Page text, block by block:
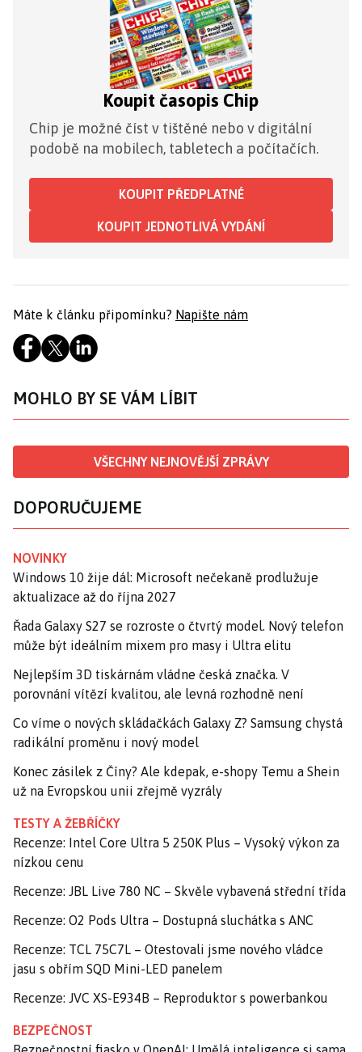
Koupit časopis Chip
Chip je možné číst v tištěné nebo v digitální
podobě na mobilech, tabletech a počítačích.
KOUPIT PŘEDPLATNÉ
KOUPIT JEDNOTLIVÁ VYDÁNÍ
Máte k článku připomínku? Napište nám
MOHLO BY SE VÁM LÍBIT
VŠECHNY NEJNOVĚJŠÍ ZPRÁVY
DOPORUČUJEME
NOVINKY
Windows 10 žije dál: Microsoft nečekaně prodlužuje
aktualizace až do října 2027
Řada Galaxy S27 se rozroste o čtvrtý model. Nový telefon
může být ideálním mixem pro masy i Ultra elitu
Nejlepším 3D tiskárnám vládne česká značka. V
porovnání vítězí kvalitou, ale levná rozhodně není
Co víme o nových skládačkách Galaxy Z? Samsung chystá
radikální proměnu i nový model
Konec zásilek z Číny? Ale kdepak, e-shopy Temu a Shein
už na Evropskou unii zřejmě vyzrály
TESTY A ŽEBŘÍČKY
Recenze: Intel Core Ultra 5 250K Plus – Vysoký výkon za
nízkou cenu
Recenze: JBL Live 780 NC – Skvěle vybavená střední třída
Recenze: O2 Pods Ultra – Dostupná sluchátka s ANC
Recenze: TCL 75C7L – Otestovali jsme nového vládce
jasu s obřím SQD Mini-LED panelem
Recenze: JVC XS-E934B – Reproduktor s powerbankou
BEZPEČNOST